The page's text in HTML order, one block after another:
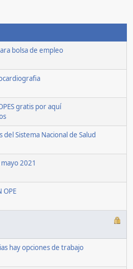
bolsa de empleo
gratis por aquí
del Sistema Nacional de Salud
2021
OPE
hay opciones de trabajo